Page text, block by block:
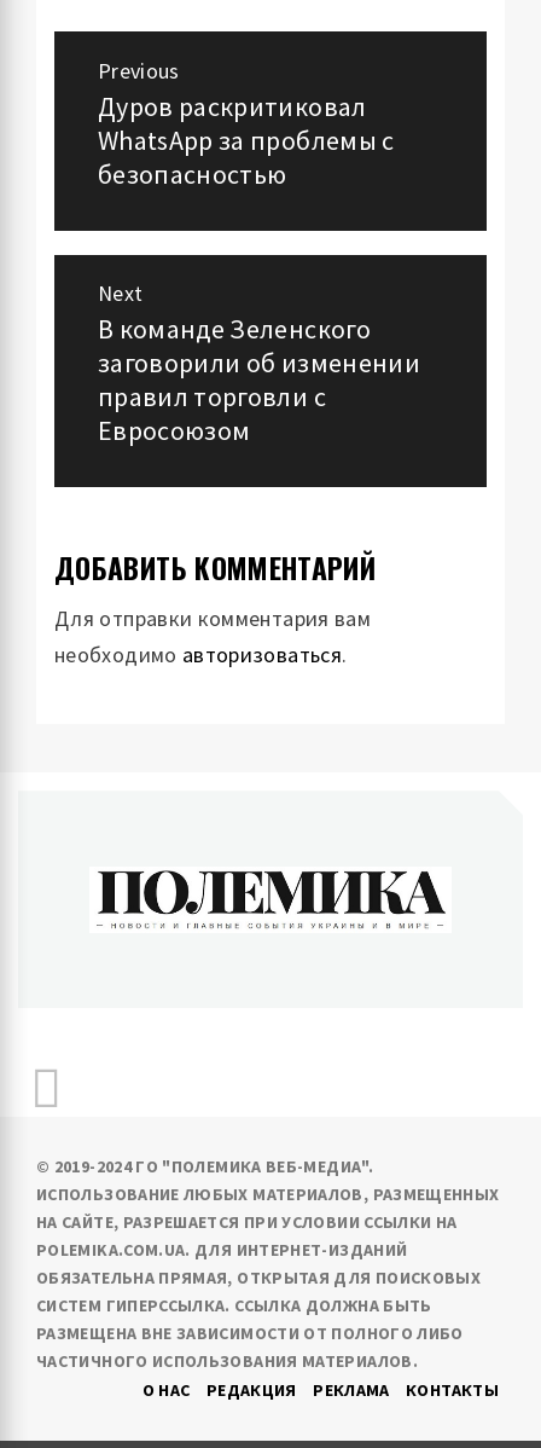
Навигация
записям
Previous
Previous
post:
Дуров раскритиковал
WhatsApp за проблемы с
безопасностью
Next
Next
post:
В команде Зеленского
заговорили об изменении
правил торговли с
Евросоюзом
ДОБАВИТЬ КОММЕНТАРИЙ
Для отправки комментария вам
необходимо авторизоваться.
© 2019-2024 ГО "ПОЛЕМИКА ВЕБ-МЕДИА".
ИСПОЛЬЗОВАНИЕ ЛЮБЫХ МАТЕРИАЛОВ, РАЗМЕЩЕННЫХ
НА САЙТЕ, РАЗРЕШАЕТСЯ ПРИ УСЛОВИИ ССЫЛКИ НА
POLEMIKA.COM.UA. ДЛЯ ИНТЕРНЕТ-ИЗДАНИЙ
ОБЯЗАТЕЛЬНА ПРЯМАЯ, ОТКРЫТАЯ ДЛЯ ПОИСКОВЫХ
СИСТЕМ ГИПЕРССЫЛКА. ССЫЛКА ДОЛЖНА БЫТЬ
РАЗМЕЩЕНА ВНЕ ЗАВИСИМОСТИ ОТ ПОЛНОГО ЛИБО
ЧАСТИЧНОГО ИСПОЛЬЗОВАНИЯ МАТЕРИАЛОВ.
О НАС
РЕДАКЦИЯ РЕКЛАМА КОНТАКТЫ